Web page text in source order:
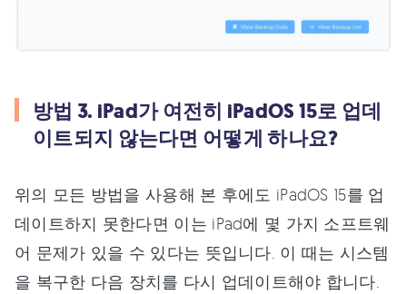
방법 3. iPad가 여전히 iPadOS 15로 업데
이트되지 않는다면 어떻게 하나요?
위의 모든 방법을 사용해 본 후에도 iPadOS 15를 업
데이트하지 못한다면 이는 iPad에 몇 가지 소프트웨
어 문제가 있을 수 있다는 뜻입니다. 이 때는 시스템
을 복구한 다음 장치를 다시 업데이트해야 합니다.